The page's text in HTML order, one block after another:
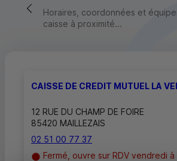
Retour vers la page précédente
Horaires, coordonnées et
caisse à proximité...
CAISSE DE CREDIT MUTUEL LA
12 RUE DU CHAMP DE FOIRE
85420 MAILLEZAIS
02 51 00 77 37
Fermé, ouvre sur RDV vendredi